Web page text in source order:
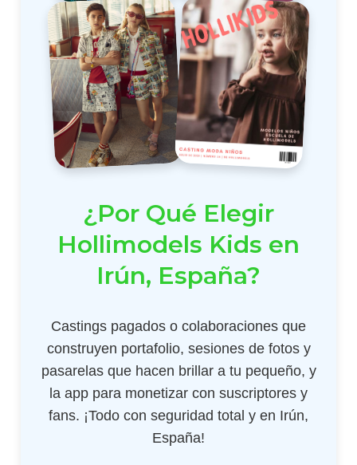
¿Por Qué Elegir
Hollimodels Kids en
Irún, España?
Castings pagados o colaboraciones que
construyen portafolio, sesiones de fotos y
pasarelas que hacen brillar a tu pequeño, y
la app para monetizar con suscriptores y
fans. ¡Todo con seguridad total y en Irún,
España!